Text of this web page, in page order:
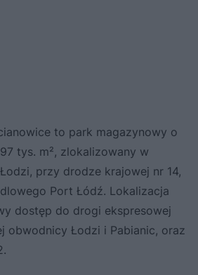
to park magazynowy o
tys. m², zlokalizowany w
przy drodze krajowej nr 14,
Port Łódź. Lokalizacja
dostęp do drogi ekspresowej
obwodnicy Łodzi i Pabianic, oraz